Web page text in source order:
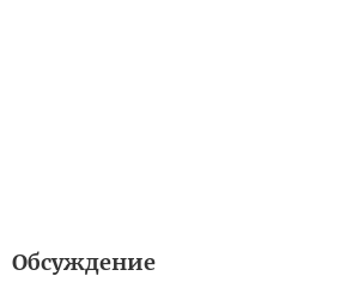
Обсуждение